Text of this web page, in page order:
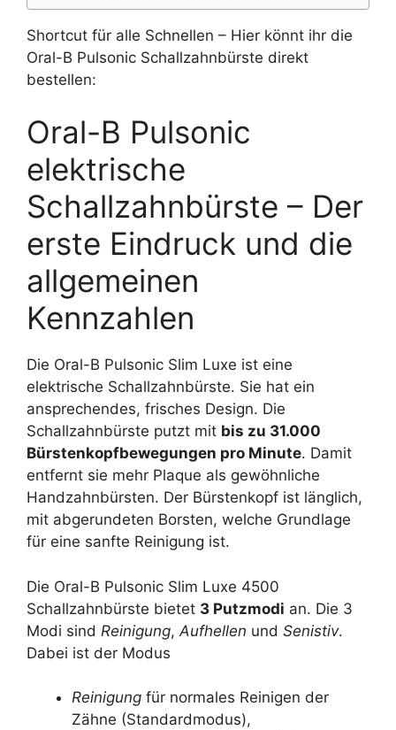
Shortcut für alle Schnellen – Hier könnt ihr die
Oral-B Pulsonic Schallzahnbürste direkt
bestellen:
Oral-B Pulsonic
elektrische
Schallzahnbürste – Der
erste Eindruck und die
allgemeinen
Kennzahlen
Die Oral-B Pulsonic Slim Luxe ist eine
elektrische Schallzahnbürste. Sie hat ein
ansprechendes, frisches Design. Die
Schallzahnbürste putzt mit bis zu 31.000
Bürstenkopfbewegungen pro Minute. Damit
entfernt sie mehr Plaque als gewöhnliche
Handzahnbürsten. Der Bürstenkopf ist länglich,
mit abgerundeten Borsten, welche Grundlage
für eine sanfte Reinigung ist.
Die Oral-B Pulsonic Slim Luxe 4500
Schallzahnbürste bietet 3 Putzmodi an. Die 3
Modi sind Reinigung, Aufhellen und Senistiv.
Dabei ist der Modus
Reinigung für normales Reinigen der
Zähne (Standardmodus),